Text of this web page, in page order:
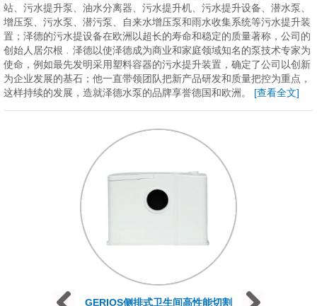
站、污水提升泵、油水分离器、污水提升机、污水提升设备、潜水泵、
增压泵、污水泵、潜污泵、自来水增压泵和雨水收集系统等污水提升装
置；泽德的污水提设备在欧洲以超长的寿命和稳定的质量著称，公司的
创始人居尔根﹒泽德以使泽德成为商业和家庭领域知名的泵技术专家为
使命，例如最先发明采用塑料容器的污水提升装置，确定了公司以创新
为企业发展的基石；他一直带领团队把新产品研发和质量把控为重点，
这样持续的发展，造就泽德水泵的品牌享誉德国和欧洲。 [查看全文]
GERIOS侧排式卫生间高性能切割
Prev Next
Next